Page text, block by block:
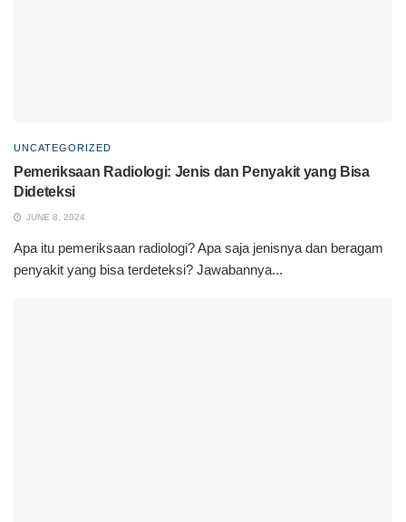
UNCATEGORIZED
Pemeriksaan Radiologi: Jenis dan Penyakit yang Bisa
Dideteksi
JUNE 8, 2024
Apa itu pemeriksaan radiologi? Apa saja jenisnya dan beragam
penyakit yang bisa terdeteksi? Jawabannya...